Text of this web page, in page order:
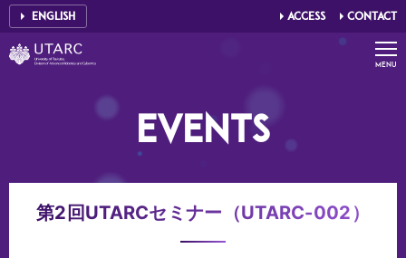
UTARC - UNIVERSITY OF
MENU
ENGLISH ACCESS CONTACT
EVENTS
第2回UTARCセミナー（UTARC-002）